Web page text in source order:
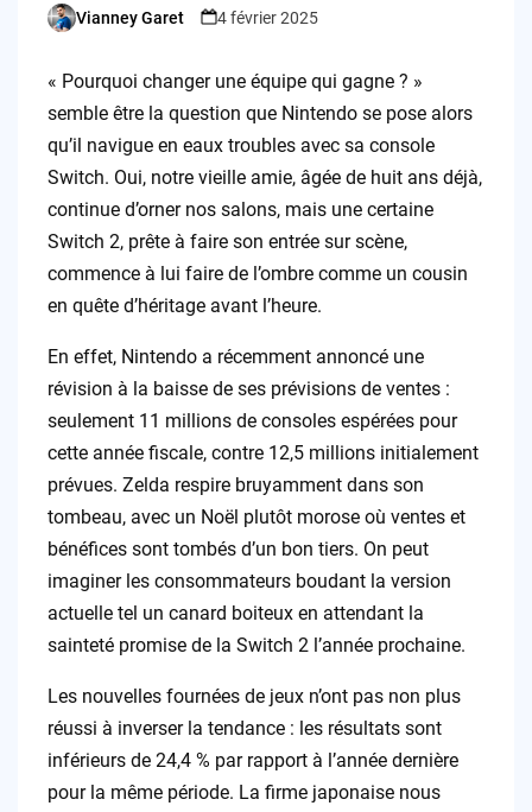
Posted
Vianney Garet 4 février 2025
« Pourquoi changer une équipe qui gagne ? »
semble être la question que Nintendo se pose alors
qu’il navigue en eaux troubles avec sa console
Switch. Oui, notre vieille amie, âgée de huit ans déjà,
continue d’orner nos salons, mais une certaine
Switch 2, prête à faire son entrée sur scène,
commence à lui faire de l’ombre comme un cousin
en quête d’héritage avant l’heure.
En effet, Nintendo a récemment annoncé une
révision à la baisse de ses prévisions de ventes :
seulement 11 millions de consoles espérées pour
cette année fiscale, contre 12,5 millions initialement
prévues. Zelda respire bruyamment dans son
tombeau, avec un Noël plutôt morose où ventes et
bénéfices sont tombés d’un bon tiers. On peut
imaginer les consommateurs boudant la version
actuelle tel un canard boiteux en attendant la
sainteté promise de la Switch 2 l’année prochaine.
Les nouvelles fournées de jeux n’ont pas non plus
réussi à inverser la tendance : les résultats sont
inférieurs de 24,4 % par rapport à l’année dernière
pour la même période. La firme japonaise nous